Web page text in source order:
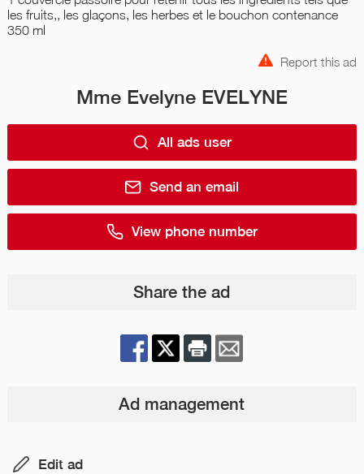
les fruits,, les glaçons, les herbes et le bouchon contenance
350 ml
Report this ad
Mme Evelyne EVELYNE
All ads user
Send an email
View phone number
Share the ad
Ad management
Edit ad